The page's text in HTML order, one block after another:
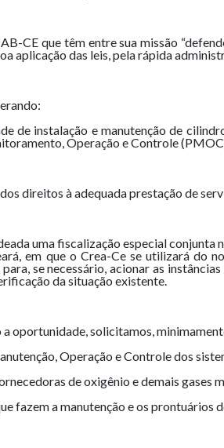
CE que têm entre sua missão
aplicação das leis, pela rápida
de instalação e manutenção de
Operação e Controle
direitos à adequada prestação de
uma fiscalização especial
em que o Crea-Ce se utilizará do
se necessário, acionar as
da situação existente.
oportunidade, solicitamos,
Operação e Controle dos
de oxigênio e demais gases
fazem a manutenção e os prontuários